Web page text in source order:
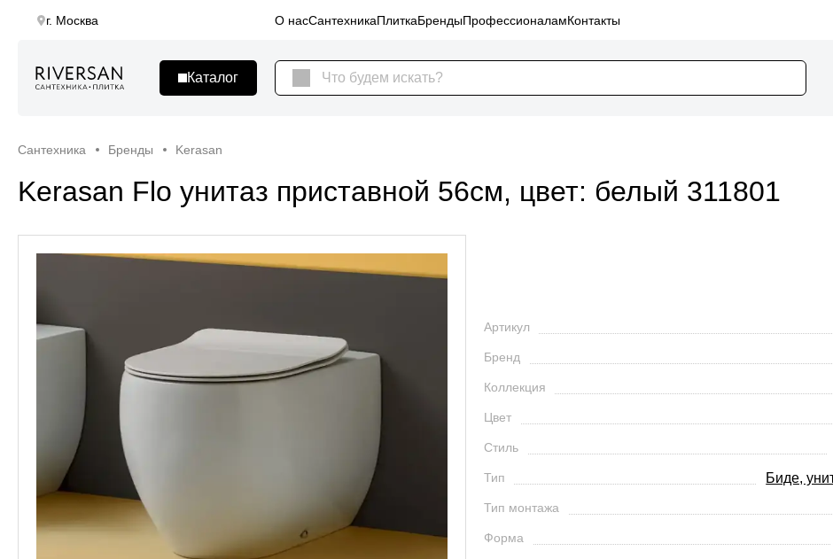
г. Москва О насСантехникаПлиткаБрендыПрофессионаламКонтакты
Сантехника Бренды Kerasan
Kerasan Flo унитаз приставной 56см, цвет: белый 311801
Артикул
Бренд
Коллекция
Цвет
Стиль
Тип Биде,
Тип монтажа
Форма